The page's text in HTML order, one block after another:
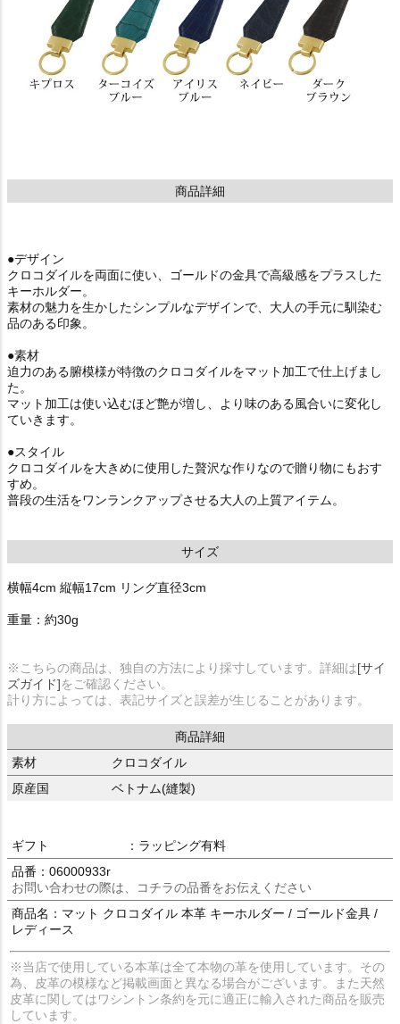
商品詳細
●デザイン
クロコダイルを両面に使い、ゴールドの金具で高級感をプラスした
キーホルダー。
素材の魅力を生かしたシンプルなデザインで、大人の手元に馴染む
品のある印象。
●素材
迫力のある腑模様が特徴のクロコダイルをマット加工で仕上げまし
た。
マット加工は使い込むほど艶が増し、より味のある風合いに変化し
ていきます。
●スタイル
クロコダイルを大きめに使用した贅沢な作りなので贈り物にもおす
すめ。
普段の生活をワンランクアップさせる大人の上質アイテム。
サイズ
横幅4cm 縦幅17cm リング直径3cm
重量：約30g
※こちらの商品は、独自の方法により採寸しています。詳細は[サイ
ズガイド]をご確認ください。
計り方によっては、表記サイズと誤差が生じることがあります。
商品詳細
素材
クロコダイル
原産国
ベトナム(縫製)
ギフト
：ラッピング有料
品番：06000933r
お問い合わせの際は、コチラの品番をお伝えください
商品名：マット クロコダイル 本革 キーホルダー / ゴールド金具 /
レディース
※当店で使用している本革は全て本物の革を使用しています。その
為、皮革の模様など掲載画面と異なる場合がございます。また天然
皮革に関してはワシントン条約を元に適正に輸入された商品を販売
しています。